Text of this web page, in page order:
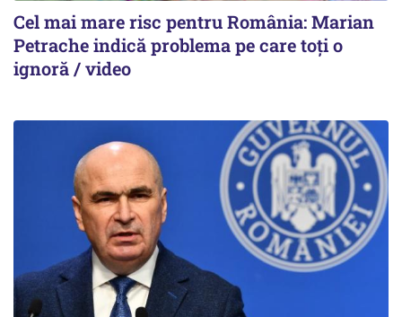
Cel mai mare risc pentru România: Marian
Petrache indică problema pe care toți o
ignoră / video